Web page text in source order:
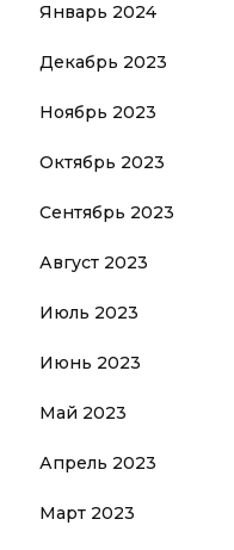
Январь 2024
Декабрь 2023
Ноябрь 2023
Октябрь 2023
Сентябрь 2023
Август 2023
Июль 2023
Июнь 2023
Май 2023
Апрель 2023
Март 2023